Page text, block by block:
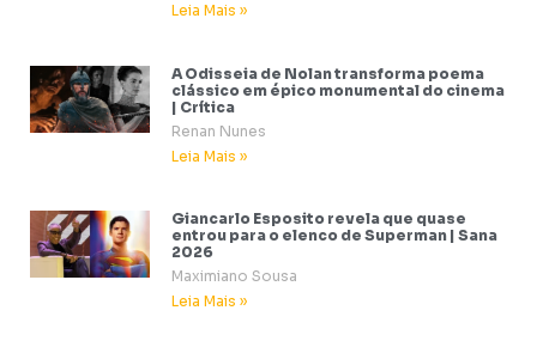
Leia Mais »
A Odisseia de Nolan transforma poema
clássico em épico monumental do cinema
| Crítica
Renan Nunes
Leia Mais »
Giancarlo Esposito revela que quase
entrou para o elenco de Superman | Sana
2026
Maximiano Sousa
Leia Mais »